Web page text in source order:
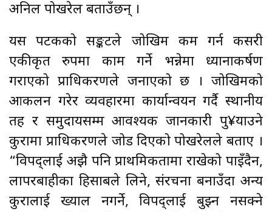
अनिल पोखरेल बताउँछन् ।
यस पटकको सङ्कटले जोखिम कम गर्न कसरी
एकीकृत रुपमा काम गर्ने भन्नेमा ध्यानाकर्षण
गराएको प्राधिकरणले जनाएको छ । जोखिमको
आकलन गरेर व्यवहारमा कार्यान्वयन गर्दै स्थानीय
तह र समुदायसम्म आवश्यक जानकारी पु¥याउने
कुरामा प्राधिकरणले जोड दिएको पोखरेलले बताए ।
“विपद्लाई अझै पनि प्राथमिकतामा राखेको पाइँदैन,
लापरबाहीका हिसाबले लिने, संरचना बनाउँदा अन्य
कुरालाई ख्याल नगर्ने, विपद्लाई बुझ्न नसक्ने